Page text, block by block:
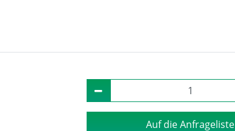
Auf die Anfrageliste